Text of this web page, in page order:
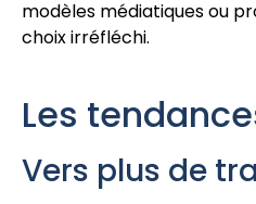
modèles médiatiques ou
choix irréfléchi.
Les
Vers plus de